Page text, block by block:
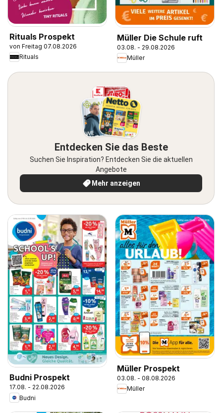
Rituals Prospekt
von Freitag 07.08.2026
Rituals
Müller Die Schule ruft
03.08. - 29.08.2026
Müller
Entdecken Sie das Beste
Suchen Sie Inspiration? Entdecken Sie die aktuellen
Angebote
Mehr anzeigen
Budni Prospekt
17.08. - 22.08.2026
Budni
Müller Prospekt
03.08. - 08.08.2026
Müller